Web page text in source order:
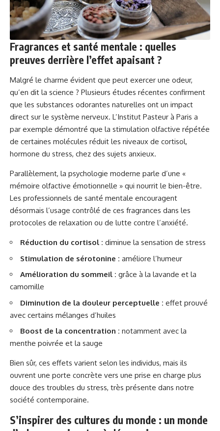
Fragrances et santé mentale : quelles
preuves derrière l’effet apaisant ?
Malgré le charme évident que peut exercer une odeur,
qu’en dit la science ? Plusieurs études récentes confirment
que les substances odorantes naturelles ont un impact
direct sur le système nerveux. L’Institut Pasteur à Paris a
par exemple démontré que la stimulation olfactive répétée
de certaines molécules réduit les niveaux de cortisol,
hormone du stress, chez des sujets anxieux.
Parallèlement, la psychologie moderne parle d’une «
mémoire olfactive émotionnelle » qui nourrit le bien-être.
Les professionnels de santé mentale encouragent
désormais l’usage contrôlé de ces fragrances dans les
protocoles de relaxation ou de lutte contre l’anxiété.
Réduction du cortisol : diminue la sensation de stress
Stimulation de sérotonine : améliore l’humeur
Amélioration du sommeil : grâce à la lavande et la
camomille
Diminution de la douleur perceptuelle : effet prouvé
avec certains mélanges d’huiles
Boost de la concentration : notamment avec la
menthe poivrée et la sauge
Bien sûr, ces effets varient selon les individus, mais ils
ouvrent une porte concrète vers une prise en charge plus
douce des troubles du stress, très présente dans notre
société contemporaine.
S’inspirer des cultures du monde : un monde